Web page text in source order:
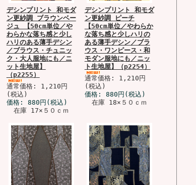
デシンプリント 和モダ
ン更紗調 ブラウンベー
ジュ 【50cm単位／や
わらかな落ち感と少し
ハリのある薄手デシン
／ブラウス・チュニッ
ク・大人服地にも／ニ
ット生地屋】
（p2255）
通常価格: 1,210円
(税込)
価格: 880円 (税込)
在庫 17×５０ｃｍ
デシンプリント 和モダ
ン更紗調 ピーチ
【50cm単位／やわらか
な落ち感と少しハリの
ある薄手デシン／ブラ
ウス・ワンピース・和
モダン服地にも／ニッ
ト生地屋】（p2254）
通常価格: 1,210円
(税込)
価格: 880円 (税込)
在庫 18×５０ｃｍ